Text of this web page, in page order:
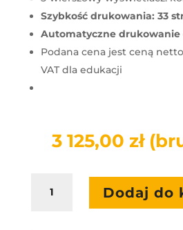
Szybkość drukowania: 33
Automatyczne
Podana cena jest ceną
VAT dla edukacji
3 125,00 zł
Drukarka
Dodaj do